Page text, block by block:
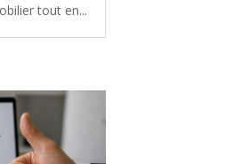
tout en...